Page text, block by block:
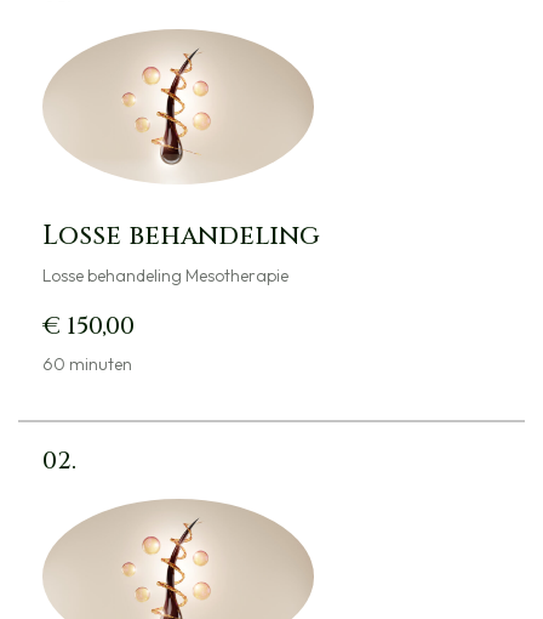
Losse behandeling
Losse behandeling Mesotherapie
€ 150,00
60 minuten
02.